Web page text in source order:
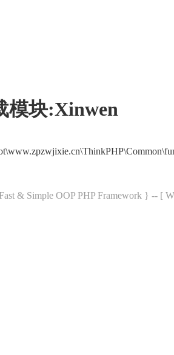
模块:Xinwen
& Simple OOP PHP Framework } -- [